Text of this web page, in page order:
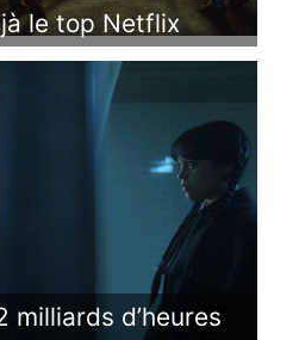
le top Netflix
milliards d’heures